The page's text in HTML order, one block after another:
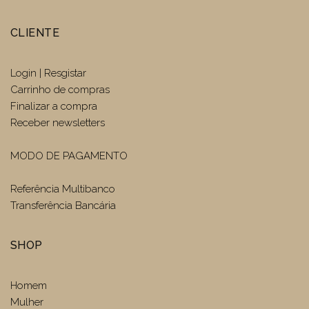
CLIENTE
Login | Resgistar
Carrinho de compras
Finalizar a compra
Receber newsletters
MODO DE PAGAMENTO
Referência Multibanco
Transferência Bancária
SHOP
Homem
Mulher